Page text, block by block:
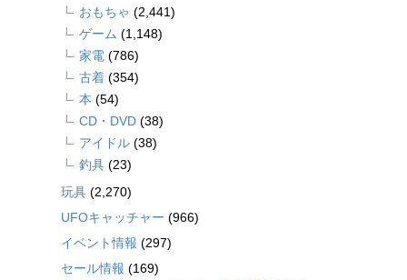
おもちゃ (2,441)
ゲーム (1,148)
家電 (786)
古着 (354)
本 (54)
CD・DVD (38)
アイドル (38)
釣具 (23)
玩具 (2,270)
UFOキャッチャー (966)
イベント情報 (297)
セール情報 (169)